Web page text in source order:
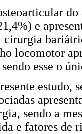
e
cirurgia
locomotor
esse o
estudo,
sendo a
e fatores de